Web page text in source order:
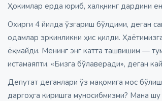
Ҳокимлар ерда юриб, халқнинг дардини
Охирги 4 йилда ўзгариш бўлдими, деган
одамлар эркинликни ҳис қилди.
ёқмайди. Менинг энг катта ташвишим —
истамаяпти. «Бизга бўлаверади», деган
Депутат деганлари ўз мақомига мос
даргоҳга киришга муносибмизми? Мана